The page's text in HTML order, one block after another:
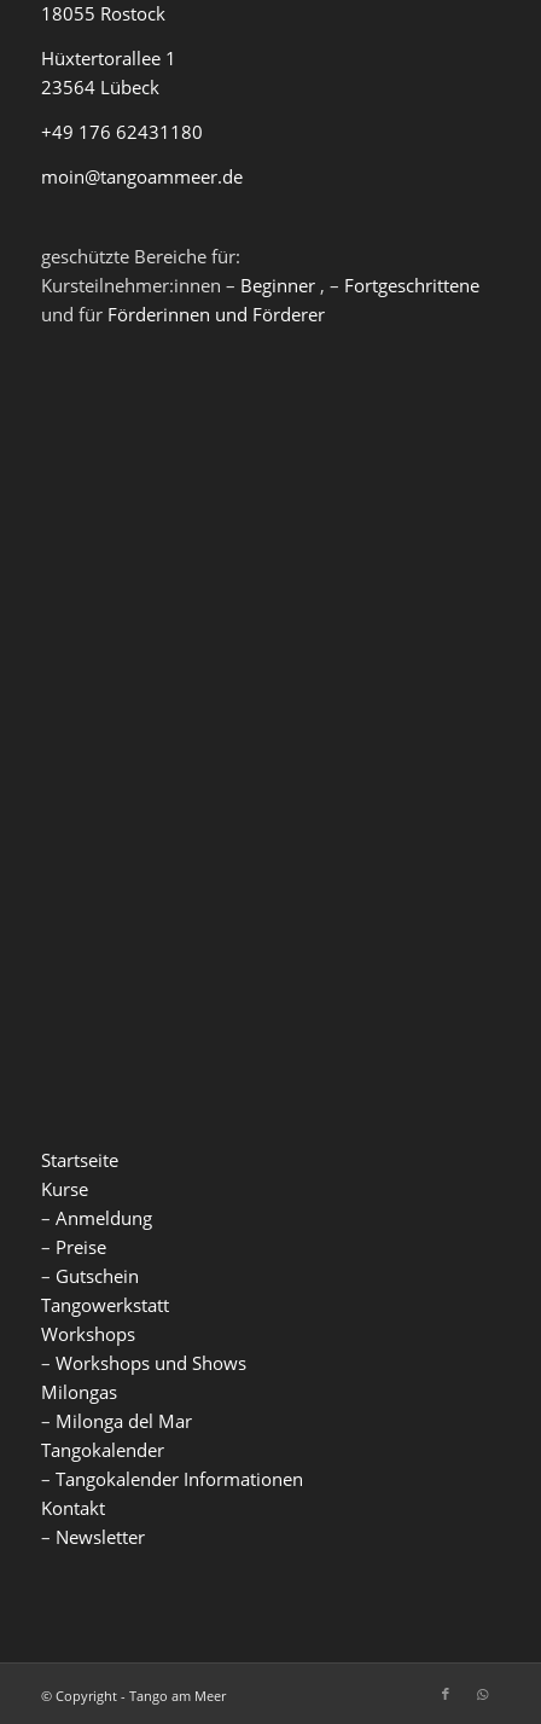
18055 Rostock
Hüxtertorallee 1
23564 Lübeck
+49 176 62431180
moin@tangoammeer.de
geschützte Bereiche für:
Kursteilnehmer:innen – Beginner, – Fortgeschrittene
und für Förderinnen und Förderer
Startseite
Kurse
– Anmeldung
– Preise
– Gutschein
Tangowerkstatt
Workshops
– Workshops und Shows
Milongas
– Milonga del Mar
Tangokalender
– Tangokalender Informationen
Kontakt
– Newsletter
© Copyright - Tango am Meer